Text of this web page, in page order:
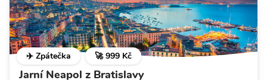
✈️ Zpátečka 🚀 999 Kč
Jarní Neapol z Bratislavy